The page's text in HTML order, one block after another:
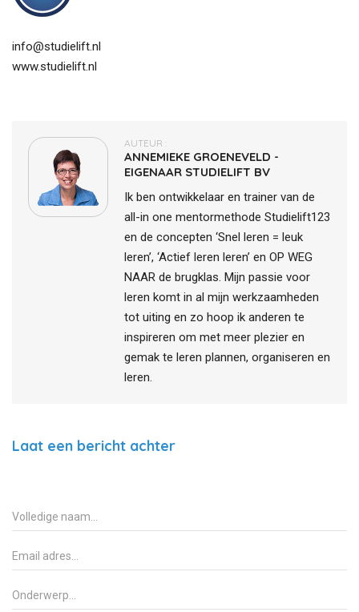
info@studielift.nl
www.studielift.nl
AUTEUR :
ANNEMIEKE GROENEVELD -
EIGENAAR STUDIELIFT BV
Ik ben ontwikkelaar en trainer van de
all-in one mentormethode Studielift123
en de concepten ‘Snel leren = leuk
leren’, ‘Actief leren leren’ en OP WEG
NAAR de brugklas. Mijn passie voor
leren komt in al mijn werkzaamheden
tot uiting en zo hoop ik anderen te
inspireren om met meer plezier en
gemak te leren plannen, organiseren en
leren.
Laat een bericht achter